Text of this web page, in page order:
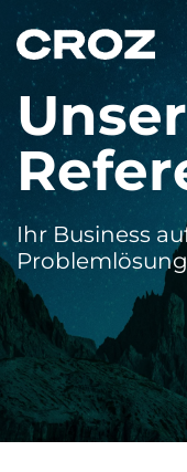
Ihr Business